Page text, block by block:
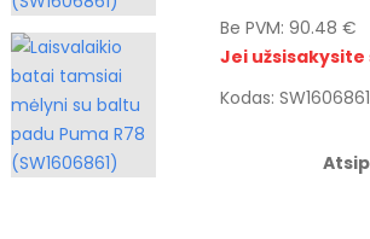
Be PVM: 90.48 €
Jei
Kodas: SW1606861